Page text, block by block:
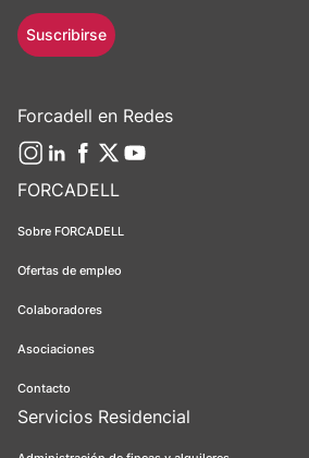
FORCADELL
Sobre FORCADELL
Ofertas de empleo
Colaboradores
Asociaciones
Contacto
Servicios Residencial
Suscribirse
Forcadell en Redes